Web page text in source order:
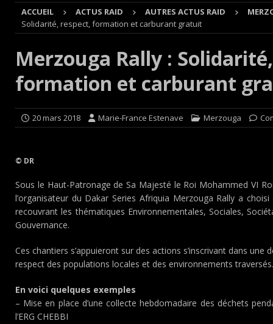
[ 4 août 2026 ]
Buggyra Organization and WINBO-
[ 4 août 2026 ] Paul Cauhaupé rejoint le cercle des
Cours
EDITO CIRCUIT
ACCUEIL ACTUS RAID AUTRES ACTUS RAID
Solidarité, respect, formation et carburant gratuit
Merzouga Rally :
formation et carburant
20 mars 2018 Marie-France Estenave Merzouga
© DR
Sous le Haut-Patronage de Sa Majesté le Roi Mohammed VI
l’organisateur du Dakar Series Afriquia Merzouga Rally a
recouvrant les thématiques Environnementales, Sociales,
Gouvernance.
Ces chantiers s’appuieront sur des actions s’inscrivant dans une
respect des populations locales et des environnements traversés.
En voici quelques exemples
– Mise en place d’une collecte hebdomadaire des déchets
l’ERG CHEBBI